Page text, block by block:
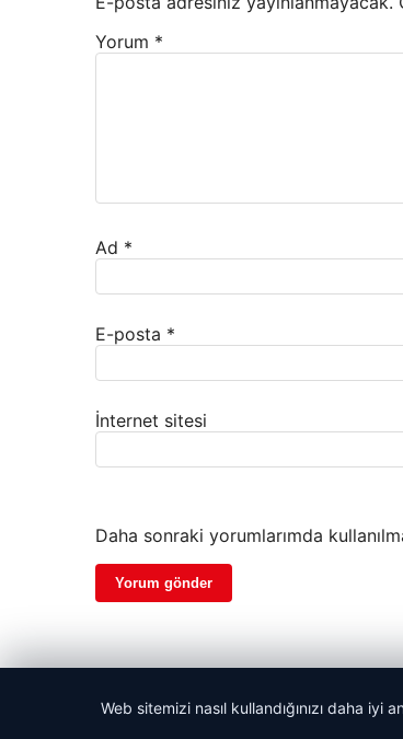
Yorum *
Ad *
E-posta *
İnternet sitesi
Daha sonraki yorumlarımda
© 2026 Haber Yön
Web sitemizi nasıl kullandığınızı daha